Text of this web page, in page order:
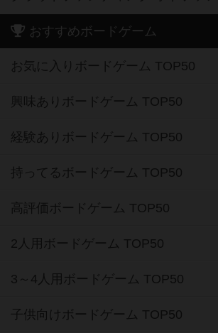
おすすめボードゲーム
お気に入りボードゲーム TOP50
興味ありボードゲーム TOP50
経験ありボードゲーム TOP50
持ってるボードゲーム TOP50
高評価ボードゲーム TOP50
2人用ボードゲーム TOP50
3～4人用ボードゲーム TOP50
子供向けボードゲーム TOP50